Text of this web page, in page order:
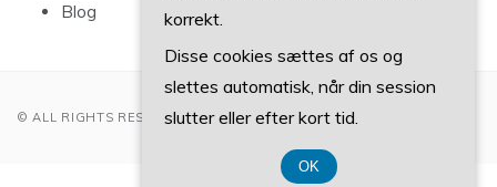
Blog
© ALL RIGHTS RESERVED 2022
korrekt.
Disse cookies sættes af os og
slettes automatisk, når din session
slutter eller efter kort tid.
OK